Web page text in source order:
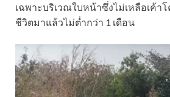
เฉพาะบริเวณใบหน้าซึ่งไม่เหลือเค้าโ
ชีวิตมาแล้วไม่ต่ำกว่า 1 เดือน